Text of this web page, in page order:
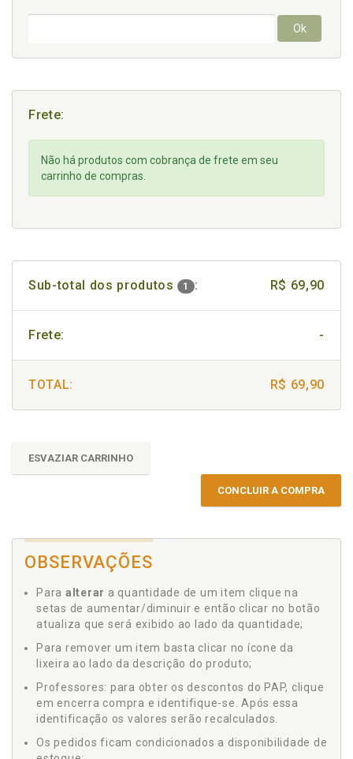
Ok
Frete:
Não há produtos com cobrança de frete em seu
carrinho de compras.
Sub-total dos produtos 1 : R$ 69,90
Frete: -
TOTAL: R$ 69,90
ESVAZIAR CARRINHO
CONCLUIR A COMPRA
OBSERVAÇÕES
Para alterar a quantidade de um item clique na
setas de aumentar/diminuir e então clicar no botão
atualiza que será exibido ao lado da quantidade;
Para remover um item basta clicar no ícone da
lixeira ao lado da descrição do produto;
Professores: para obter os descontos do PAP, clique
em encerra compra e identifique-se. Após essa
identificação os valores serão recalculados.
Os pedidos ficam condicionados a disponibilidade de